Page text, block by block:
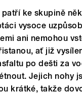
ke skupině
vysoce
ani nemohou
ať již
po dešti za
Jejich nohy
krátké, takže